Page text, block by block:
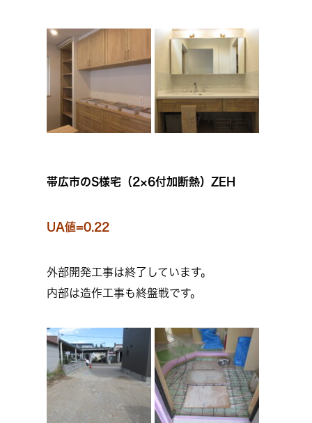
帯広市のS様宅（2×6付加断熱）ZEH
UA値=0.22
外部開発工事は終了しています。
内部は造作工事も終盤戦です。